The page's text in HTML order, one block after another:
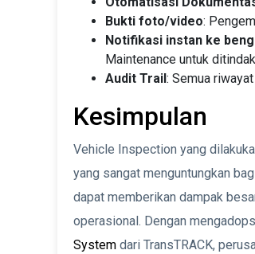
Bukti foto/video:
Notifikasi instan ke
Maintenance untuk
Audit Trail: Semua
Kesimpulan
Vehicle Inspection yang
yang sangat menguntungkan
dapat memberikan dampak
operasional. Dengan
System dari TransTRACK,